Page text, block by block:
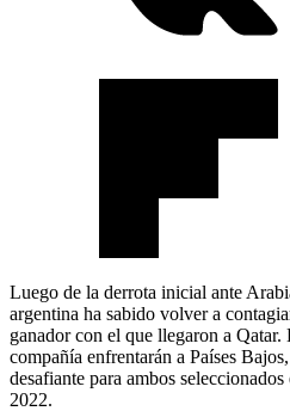
Luego de la derrota inicial ante
argentina ha sabido volver a
ganador con el que llegaron a
compañía enfrentarán a Países
desafiante para ambos
2022.